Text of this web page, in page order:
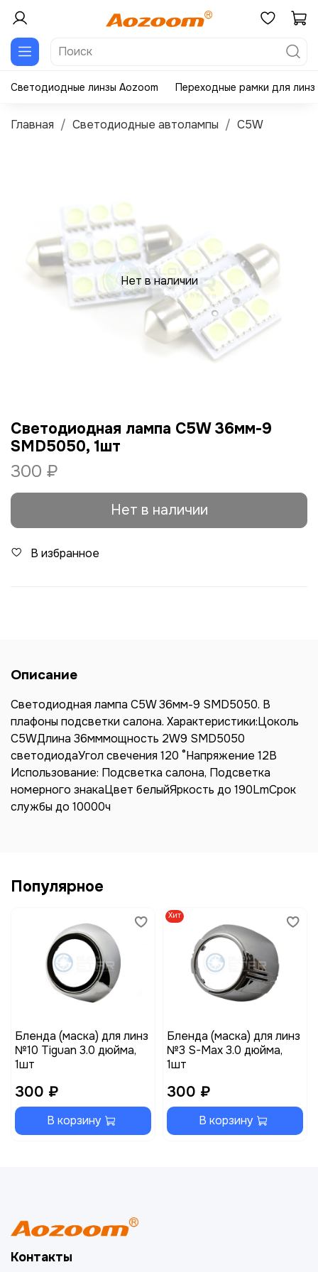
Светодиодные линзы Aozoom Переходные рамки для линз
Главная Светодиодные автолампы C5W
Нет в наличии
Светодиодная лампа C5W 36мм-9
SMD5050, 1шт
300 ₽
Нет в наличии
В избранное
Описание
Светодиодная лампа C5W 36мм-9 SMD5050. В
плафоны подсветки салона. Характеристики:Цоколь
C5WДлина 36мммощность 2W9 SMD5050
светодиодаУгол свечения 120 °Напряжение 12В
Использование: Подсветка салона, Подсветка
номерного знакаЦвет белыйЯркость до 190LmСрок
службы до 10000ч
Популярное
Бленда (маска) для линз
№10 Tiguan 3.0 дюйма,
1шт
300 ₽
В корзину
Хит
Бленда (маска) для линз
№3 S-Max 3.0 дюйма,
1шт
300 ₽
В корзину
Контакты